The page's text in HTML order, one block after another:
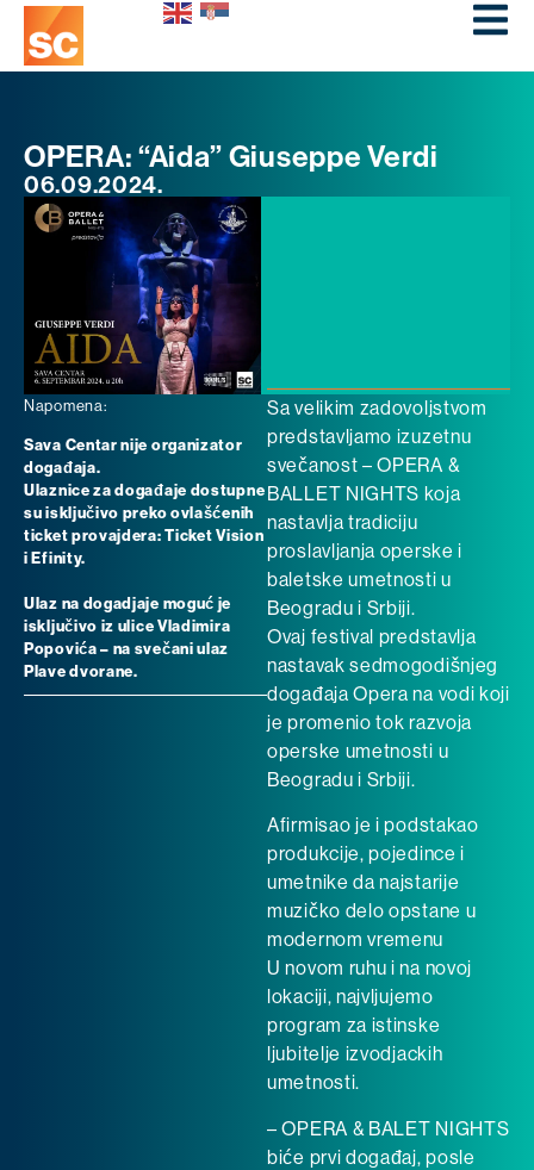
OPERA: “Aida” Giuseppe Verdi
06.09.2024.
Napomena:
Sava Centar nije organizator
događaja.
Ulaznice za događaje dostupne
su isključivo preko ovlašćenih
ticket provajdera: Ticket Vision
i Efinity.
Ulaz na dogadjaje moguć je
isključivo iz ulice Vladimira
Popovića – na svečani ulaz
Plave dvorane.
Sa velikim zadovoljstvom
predstavljamo izuzetnu
svečanost – OPERA &
BALLET NIGHTS koja
nastavlja tradiciju
proslavljanja operske i
baletske umetnosti u
Beogradu i Srbiji.
Ovaj festival predstavlja
nastavak sedmogodišnjeg
događaja Opera na vodi koji
je promenio tok razvoja
operske umetnosti u
Beogradu i Srbiji.
Afirmisao je i podstakao
produkcije, pojedince i
umetnike da najstarije
muzičko delo opstane u
modernom vremenu
U novom ruhu i na novoj
lokaciji, najvljujemo
program za istinske
ljubitelje izvodjackih
umetnosti.
– OPERA & BALET NIGHTS
biće prvi događaj, posle